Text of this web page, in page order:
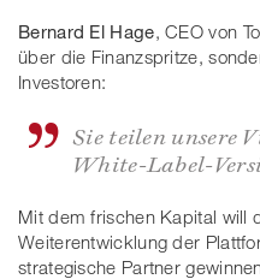
Bernard El Hage , CEO von
über die Finanzspritze,
Investoren:
Sie teilen unsere
White-Label-
Mit dem frischen Kapital will
Weiterentwicklung der
strategische Partner